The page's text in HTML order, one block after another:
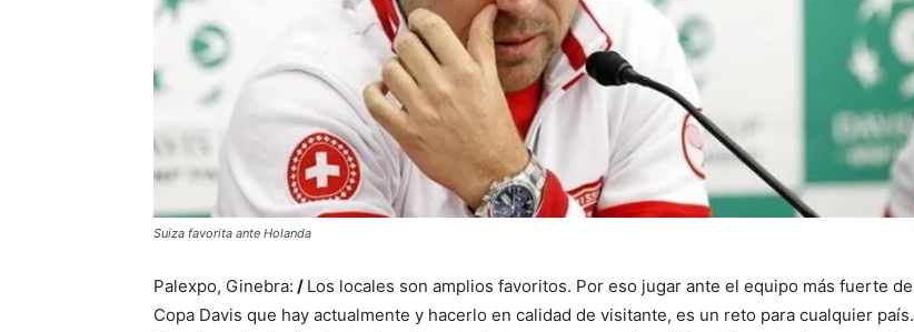
Suiza favorita ante Holanda
Palexpo, Ginebra: / Los locales son amplios favoritos. Por eso jugar ante el equipo más fuerte de
Copa Davis que hay actualmente y hacerlo en calidad de visitante, es un reto para cualquier país.